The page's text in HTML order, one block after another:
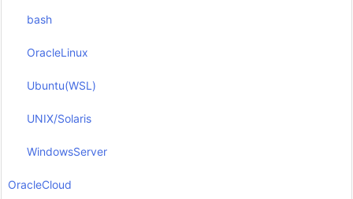
bash
OracleLinux
Ubuntu(WSL)
UNIX/Solaris
WindowsServer
OracleCloud